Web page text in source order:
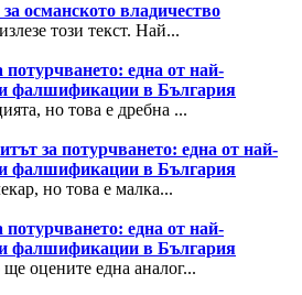
османското владичество
този текст. Най...
една от най-
фалшификации в България
но това е дребна ...
за потурчването: една от най-
фалшификации в България
но това е малка...
една от най-
фалшификации в България
оцените една аналог...